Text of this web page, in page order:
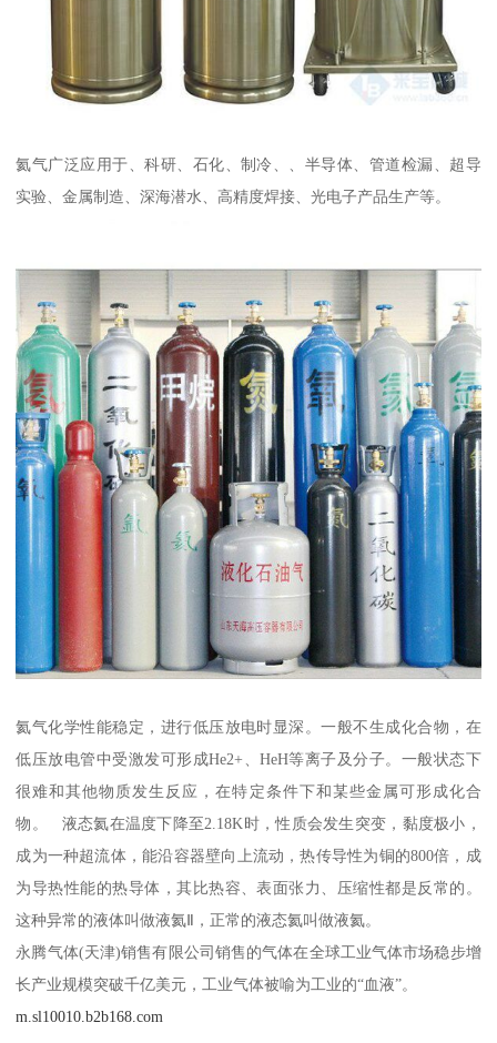
氦气广泛应用于、科研、石化、制冷、、半导体、管道检漏、超导
实验、金属制造、深海潜水、高精度焊接、光电子产品生产等。
氦气化学性能稳定，进行低压放电时显深。一般不生成化合物，在
低压放电管中受激发可形成He2+、HeH等离子及分子。一般状态下
很难和其他物质发生反应，在特定条件下和某些金属可形成化合
物。 液态氦在温度下降至2.18K时，性质会发生突变，黏度极小，
成为一种超流体，能沿容器壁向上流动，热传导性为铜的800倍，成
为导热性能的热导体，其比热容、表面张力、压缩性都是反常的。
这种异常的液体叫做液氦Ⅱ，正常的液态氦叫做液氦。
永腾气体(天津)销售有限公司销售的气体在全球工业气体市场稳步增
长产业规模突破千亿美元，工业气体被喻为工业的“血液”。
m.sl10010.b2b168.com